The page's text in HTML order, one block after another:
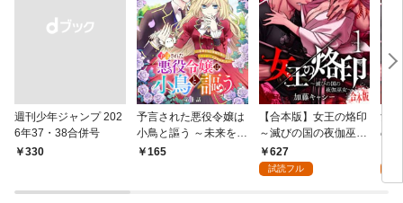
週刊少年ジャンプ 202
6年37・38合併号
￥330
予言された悪役令嬢は
小鳥と謳う ～未来を知
る専属執事に「君を救
165
【合本版】女王の烙印
～滅びの国の夜伽巫女
～ 1627
試読フル
女
の